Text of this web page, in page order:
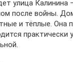
улица Калинина
после войны.
и тёплые. Она
практически